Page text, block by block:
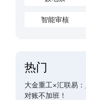
智能审核
热门
大金重工×汇联易
对账不加班！